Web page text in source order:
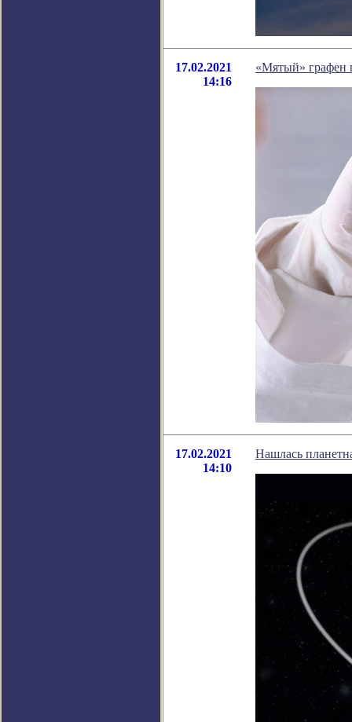
17.02.2021
14:16
«Мятый» графен
17.02.2021
14:10
Нашлась